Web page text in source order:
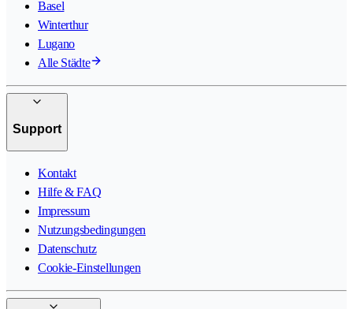
Basel
Winterthur
Lugano
Alle Städte
Support
Kontakt
Hilfe & FAQ
Impressum
Nutzungsbedingungen
Datenschutz
Cookie-Einstellungen